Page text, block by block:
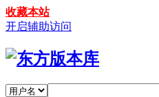
收藏本站
开启辅助访问